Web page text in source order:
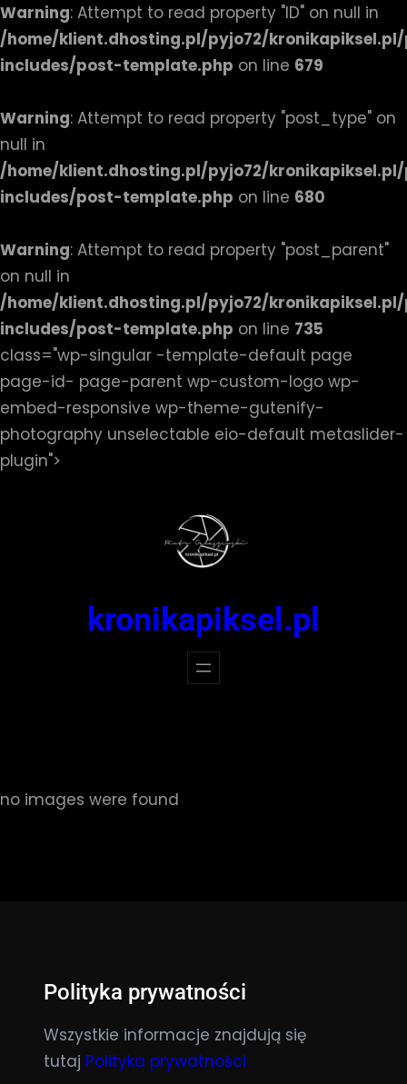
Warning: Attempt to read property "ID" on null in
/home/klient.dhosting.pl/pyjo72/
includes/post-template.php on line 679
Warning: Attempt to read property "post_type" on
null in
/home/klient.dhosting.pl/pyjo72/
includes/post-template.php on line 680
Warning: Attempt to read property "post_parent"
on null in
/home/klient.dhosting.pl/pyjo72/
includes/post-template.php on line 735
class="wp-singular -template-default page
page-id- page-parent wp-custom-logo wp-
embed-responsive wp-theme-gutenify-
photography unselectable eio-default metaslider-
plugin">
kronikapiksel.pl
no images were found
Polityka prywatności
Wszystkie informacje znajdują się
tutaj Polityka prywatności